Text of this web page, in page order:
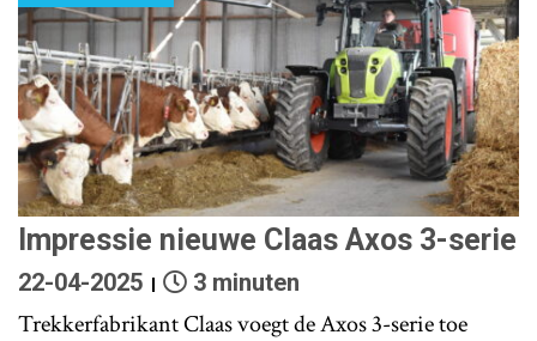
Impressie nieuwe Claas Axos 3-serie
22-04-2025 3 minuten
Trekkerfabrikant Claas voegt de Axos 3-serie toe